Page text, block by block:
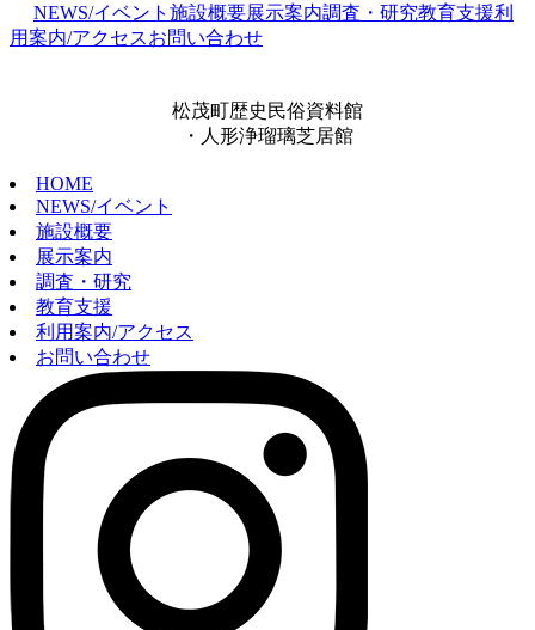
NEWS/イベント 施設概要展示案内調査・研究教育支援利
用案内/アクセスお問い合わせ
松茂町歴史民俗資料館
・人形浄瑠璃芝居館
HOME
NEWS/イベント
施設概要
展示案内
調査・研究
教育支援
利用案内/アクセス
お問い合わせ